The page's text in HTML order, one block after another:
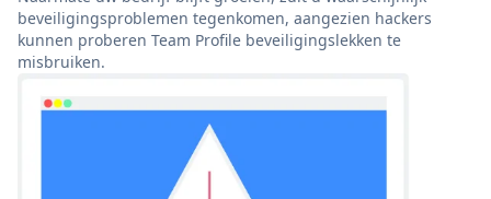
beveiligingsproblemen tegenkomen, aangezien hackers
kunnen proberen Team Profile beveiligingslekken te
misbruiken.